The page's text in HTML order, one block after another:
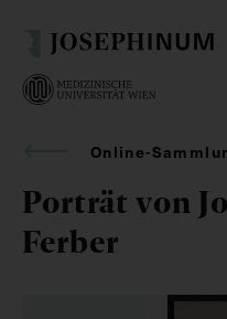
Online-
Porträt von
Ferber